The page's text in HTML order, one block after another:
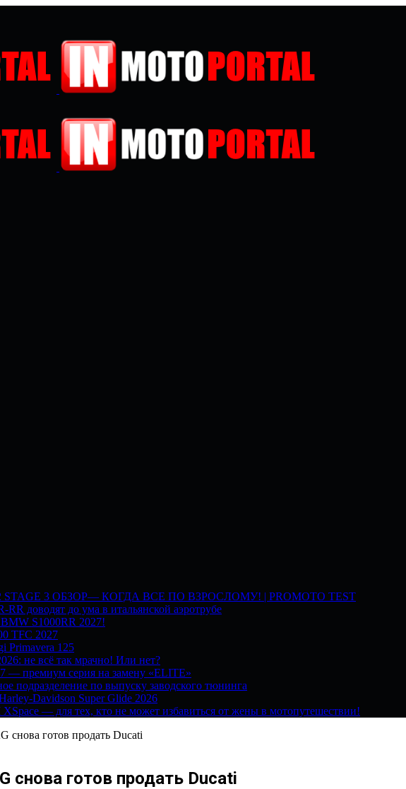
STAGE 3 ОБЗОР— КОГДА ВСЕ ПО ВЗРОСЛОМУ! | PROMOTO TEST
доводят до ума в итальянской аэротрубе
BMW S1000RR 2027!
TFC 2027
Primavera 125
не всё так мрачно! Или нет?
— премиум серия на замену «ELITE»
подразделение по выпуску заводского тюнинга
Davidson Super Glide 2026
— для тех, кто не может избавиться от жены в мотопутешествии!
снова готов продать Ducati
снова готов продать Ducati